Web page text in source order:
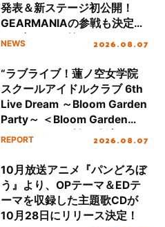
発表＆新ステージ初公開！
GEARMANIAの参戦も決定
し、初となる第3ステージの
NEWS 2026.08.07
“ラブライブ！蓮ノ空女学院
スクールアイドルクラブ 6th
Live Dream ～Bloom Garden
Party～ ＜Bloom Garden
Party Stage／埼玉公演＞”
REPORT 2026.08.07
10月放送アニメ『パンどろぼ
う』より、OPテーマ＆EDテ
ーマを収録した主題歌CDが
10月28日にリリース決定！